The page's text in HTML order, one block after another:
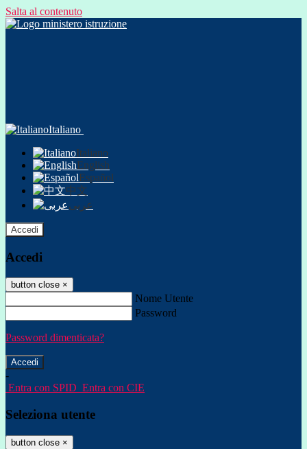
Salta al contenuto
Italiano
Italiano
English
Español
中文
عربى
Accedi
Accedi
button close ×
Nome Utente
Password
Password dimenticata?
-
Entra con SPID Entra con CIE
Seleziona utente
button close ×